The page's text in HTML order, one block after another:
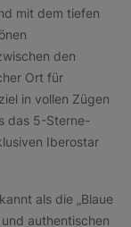
mit dem tiefen
den
Ort für
in vollen Zügen
das 5-Sterne-
Iberostar
als die „Blaue
authentischen